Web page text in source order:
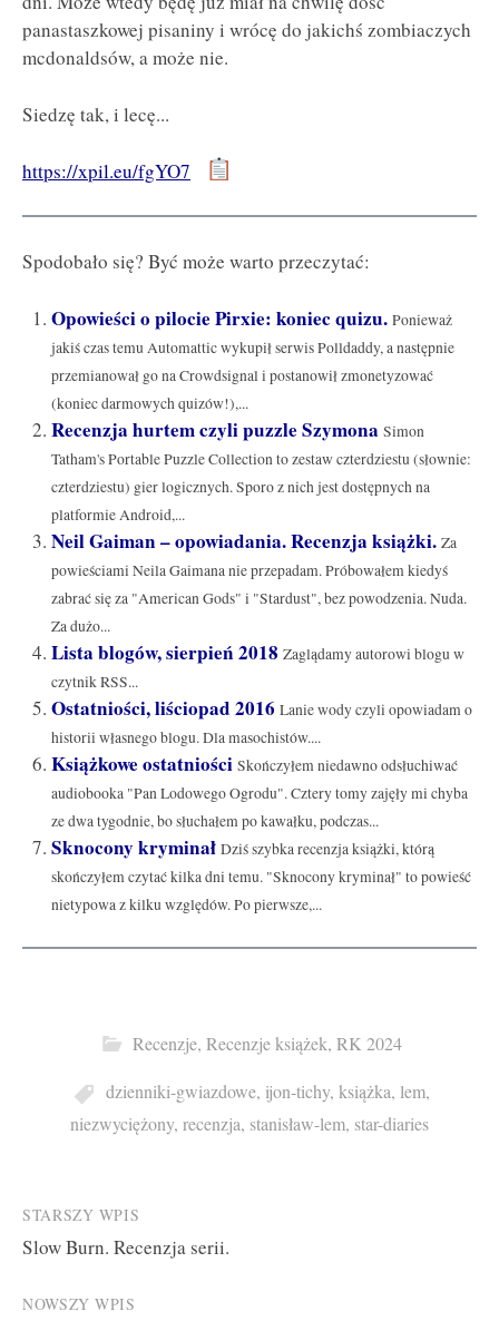
panastaszkowej pisaniny i wrócę do jakichś zombiaczych
mcdonaldsów, a może nie.
Siedzę tak, i lecę...
https://xpil.eu/fgYO7
Spodobało się? Być może warto przeczytać:
Opowieści o pilocie Pirxie: koniec quizu. Ponieważ
jakiś czas temu Automattic wykupił serwis Polldaddy, a następnie
przemianował go na Crowdsignal i postanowił zmonetyzować
(koniec darmowych quizów!),...
Recenzja hurtem czyli puzzle Szymona Simon
Tatham's Portable Puzzle Collection to zestaw czterdziestu (słownie:
czterdziestu) gier logicznych. Sporo z nich jest dostępnych na
platformie Android,...
Neil Gaiman – opowiadania. Recenzja książki. Za
powieściami Neila Gaimana nie przepadam. Próbowałem kiedyś
zabrać się za "American Gods" i "Stardust", bez powodzenia. Nuda.
Za dużo...
Lista blogów, sierpień 2018 Zaglądamy autorowi blogu w
czytnik RSS...
Ostatniości, liściopad 2016 Lanie wody czyli opowiadam o
historii własnego blogu. Dla masochistów....
Książkowe ostatniości Skończyłem niedawno odsłuchiwać
audiobooka "Pan Lodowego Ogrodu". Cztery tomy zajęły mi chyba
ze dwa tygodnie, bo słuchałem po kawałku, podczas...
Sknocony kryminał Dziś szybka recenzja książki, którą
skończyłem czytać kilka dni temu. "Sknocony kryminał" to powieść
nietypowa z kilku względów. Po pierwsze,...
Recenzje, Recenzje książek, RK 2024
dzienniki-gwiazdowe, ijon-tichy, książka, lem,
niezwyciężony, recenzja, stanisław-lem, star-diaries
Post
navigation
STARSZY WPIS
Slow Burn. Recenzja serii.
NOWSZY WPIS